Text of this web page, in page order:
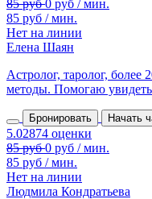
85 руб / мин.
Нет на линии
Елена Шаян
Астролог, таролог,
методы. Помогаю
Бронировать Начать
85 руб / мин.
Нет на линии
Людмила Кондратьева